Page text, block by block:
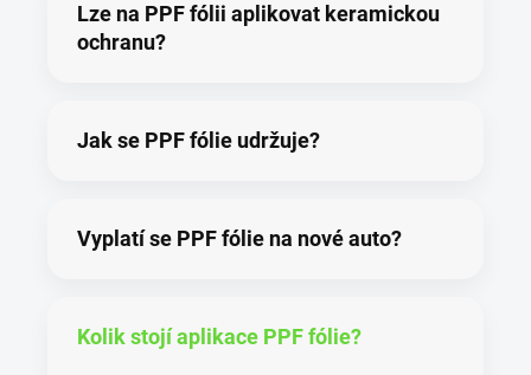
Lze na PPF fólii aplikovat keramickou
ochranu?
Jak se PPF fólie udržuje?
Vyplatí se PPF fólie na nové auto?
Kolik stojí aplikace PPF fólie?